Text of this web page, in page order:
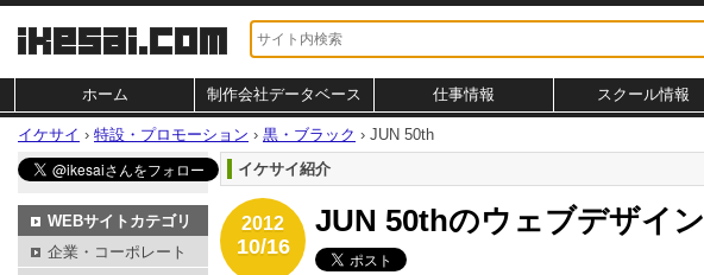
ホーム 制作会社データベース 仕事情報 スクール情報
イケサイ › 特設・プロモーション › 黒・ブラック › JUN 50th
イケサイ紹介
2012
10/16
JUN 50thのウェブデザイン
WEBサイトカテゴリ
企業・コーポレート